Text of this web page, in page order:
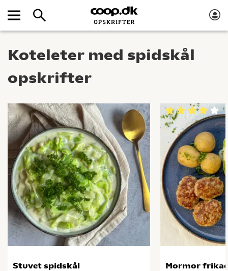
Koteleter med spidskål
opskrifter
Stuvet spidskål
Mormor